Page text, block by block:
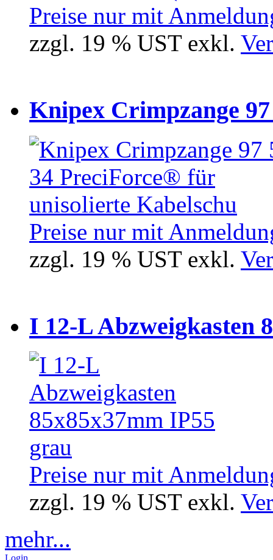
Preise nur mit
zzgl. 19 % UST exkl.
Knipex Crimpzange 97
Preise nur mit
zzgl. 19 % UST exkl.
I 12-L Abzweigkasten
Preise nur mit
zzgl. 19 % UST exkl.
mehr...